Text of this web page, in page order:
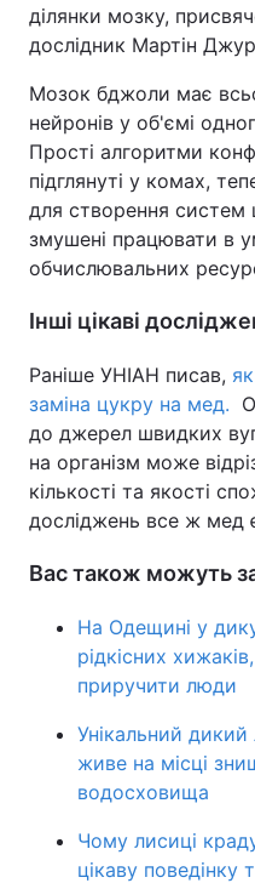
ділянки мозку,
дослідник Мартін
Мозок бджоли має
нейронів у об'ємі
Прості алгоритми
підглянуті у комах,
для створення систем
змушені працювати в
обчислювальних
Інші цікаві
Раніше УНІАН писав,
заміна цукру на мед.
до джерел швидких
на організм може
кількості та якості
досліджень все ж мед
Вас також можуть
На Одещині у
рідкісних
приручити люди
Унікальний дикий
живе на місці
водосховища
Чому лисиці
цікаву поведінку